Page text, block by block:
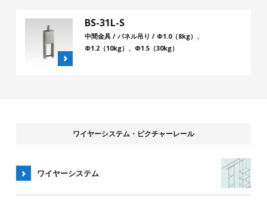
BS-31L-S
中間金具 / パネル吊り / Φ1.0（8kg）、
Φ1.2（10kg）、Φ1.5（30kg）
ワイヤーシステム・ピクチャーレール
ワイヤーシステム